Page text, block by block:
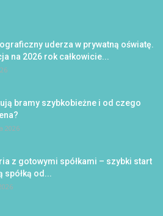
uderza w prywatną oświatę.
na 2026 rok całkowicie...
bramy szybkobieżne i od czego
2026
z gotowymi spółkami – szybki start
spółką od...